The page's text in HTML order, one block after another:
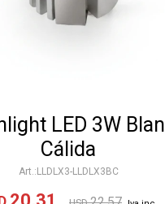
LED 3W
Cálida
LLDLX3-LLDLX3BC